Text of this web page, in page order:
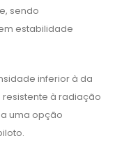
sendo
estabilidade
inferior à da
à radiação
uma opção